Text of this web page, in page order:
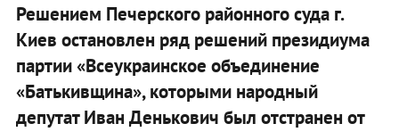
Решением Печерского районного суда г.
Киев остановлен ряд решений президиума
партии «Всеукраинское объединение
«Батькивщина», которыми народный
депутат Иван Денькович был отстранен от